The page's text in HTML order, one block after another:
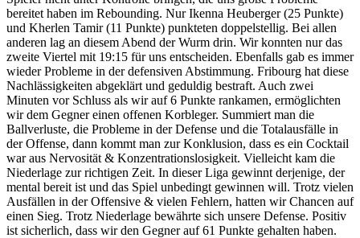
bereitet haben im Rebounding. Nur Ikenna Heuberger (25 Punkte)
und Kherlen Tamir (11 Punkte) punkteten doppelstellig. Bei allen
anderen lag an diesem Abend der Wurm drin. Wir konnten nur das
zweite Viertel mit 19:15 für uns entscheiden. Ebenfalls gab es immer
wieder Probleme in der defensiven Abstimmung. Fribourg hat diese
Nachlässigkeiten abgeklärt und geduldig bestraft. Auch zwei
Minuten vor Schluss als wir auf 6 Punkte rankamen, ermöglichten
wir dem Gegner einen offenen Korbleger. Summiert man die
Ballverluste, die Probleme in der Defense und die Totalausfälle in
der Offense, dann kommt man zur Konklusion, dass es ein Cocktail
war aus Nervosität & Konzentrationslosigkeit. Vielleicht kam die
Niederlage zur richtigen Zeit. In dieser Liga gewinnt derjenige, der
mental bereit ist und das Spiel unbedingt gewinnen will. Trotz vielen
Ausfällen in der Offensive & vielen Fehlern, hatten wir Chancen auf
einen Sieg. Trotz Niederlage bewährte sich unsere Defense. Positiv
ist sicherlich, dass wir den Gegner auf 61 Punkte gehalten haben.